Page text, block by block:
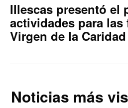
Illescas presentó el
actividades para las
Virgen de la Caridad
Noticias más